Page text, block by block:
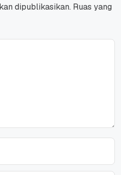
dipublikasikan. Ruas yang